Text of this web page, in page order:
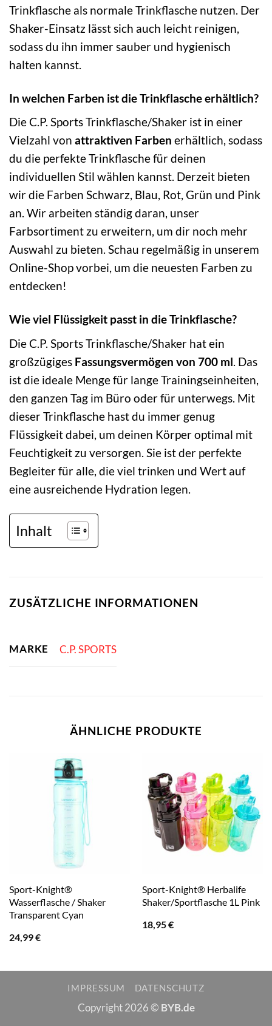
Trinkflasche als normale Trinkflasche nutzen. Der
Shaker-Einsatz lässt sich auch leicht reinigen,
sodass du ihn immer sauber und hygienisch
halten kannst.
In welchen Farben ist die Trinkflasche erhältlich?
Die C.P. Sports Trinkflasche/Shaker ist in einer
Vielzahl von attraktiven Farben erhältlich, sodass
du die perfekte Trinkflasche für deinen
individuellen Stil wählen kannst. Derzeit bieten
wir die Farben Schwarz, Blau, Rot, Grün und Pink
an. Wir arbeiten ständig daran, unser
Farbsortiment zu erweitern, um dir noch mehr
Auswahl zu bieten. Schau regelmäßig in unserem
Online-Shop vorbei, um die neuesten Farben zu
entdecken!
Wie viel Flüssigkeit passt in die Trinkflasche?
Die C.P. Sports Trinkflasche/Shaker hat ein
großzügiges Fassungsvermögen von 700 ml. Das
ist die ideale Menge für lange Trainingseinheiten,
den ganzen Tag im Büro oder für unterwegs. Mit
dieser Trinkflasche hast du immer genug
Flüssigkeit dabei, um deinen Körper optimal mit
Feuchtigkeit zu versorgen. Sie ist der perfekte
Begleiter für alle, die viel trinken und Wert auf
eine ausreichende Hydration legen.
Inhalt
ZUSÄTZLICHE INFORMATIONEN
MARKE C.P. SPORTS
ÄHNLICHE PRODUKTE
Sport-Knight®
Wasserflasche / Shaker
Transparent Cyan
24,99€
Sport-Knight® Herbalife
Shaker/Sportflasche 1L Pink
18,95€
IMPRESSUM DATENSCHUTZ
Copyright 2026 © BYB.de